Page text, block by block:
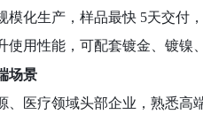
模化生产，样品最快 5天交付
用性能，可配套镀金、镀镍
场景
、医疗领域头部企业，熟悉